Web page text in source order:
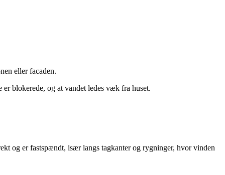
eller facaden.
blokerede, og at vandet ledes væk fra huset.
og er fastspændt, især langs tagkanter og rygninger, hvor vinden